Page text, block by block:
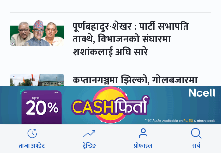
पूर्णबहादुर-शेखर : पार्टी सभापति
ताक्थे, विभाजनको संघारमा
शशांकलाई अघि सारे
कप्तानगञ्जमा झिल्को, गोलबजारमा
डढेलो
आकस्मिक कक्ष चिकित्सकमाथि
हातपातको ‘हटस्पट’
ताजा अपडेट ट्रेन्डिङ प्रोफाइल सर्च